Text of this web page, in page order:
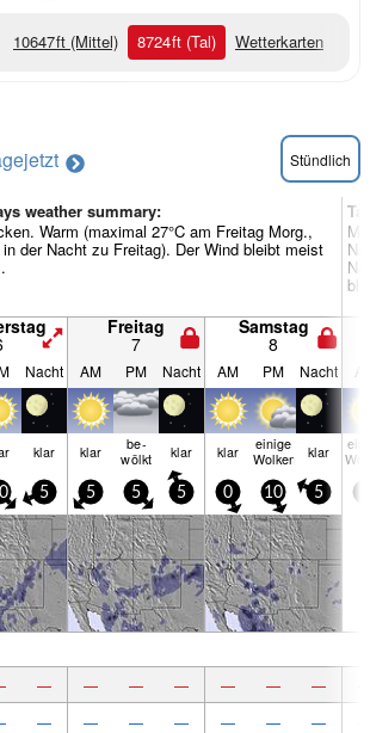
10647ft (Mittel) 8724ft (Tal) Wetterkarten
jetzt Stündlich
weather summary:
Warm (maximal 27°C am Freitag Morg.,
in der Nacht zu Freitag). Der Wind bleibt meist
Freitag
7
Samstag
8
Nacht AM PM Nacht AM PM Nacht
klar klar be­
wölkt klar klar einige
Wolken klar
5 5 5 5 0 10 5
— — — — — — —
— — — — — — —